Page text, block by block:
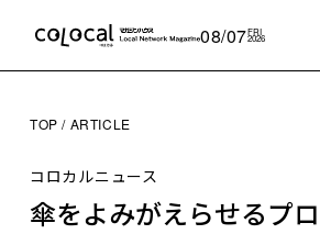
08/07FRI
2026
TOP ARTICLE
コロカルニュース
傘をよみがえらせるプ